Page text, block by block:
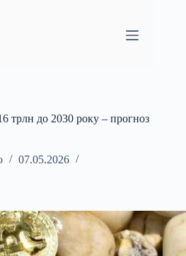
трлн до 2030 року – прогноз
07.05.2026